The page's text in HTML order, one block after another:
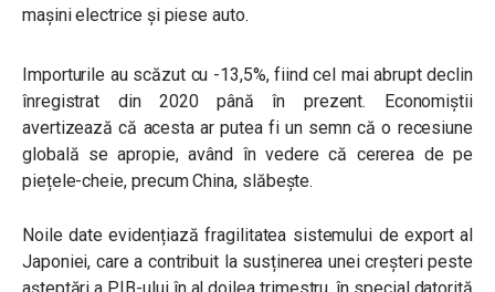
mașini electrice și piese auto.
Importurile au scăzut cu -13,5%, fiind cel mai abrupt declin
înregistrat din 2020 până în prezent. Economiștii
avertizează că acesta ar putea fi un semn că o recesiune
globală se apropie, având în vedere că cererea de pe
piețele-cheie, precum China, slăbește.
Noile date evidențiază fragilitatea sistemului de export al
Japoniei, care a contribuit la susținerea unei creșteri peste